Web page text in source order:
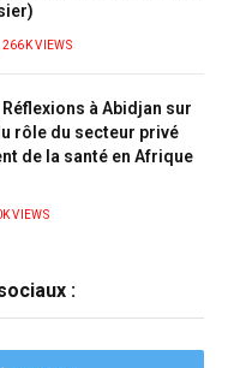
266KVIEWS
à Abidjan sur
rôle du secteur privé
de la santé en Afrique
VIEWS
: